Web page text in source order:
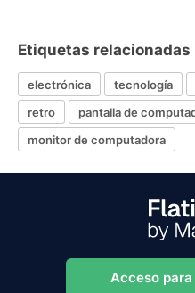
Etiquetas relacionadas
electrónica tecnología
retro
pantalla de
monitor de computadora
Acceso